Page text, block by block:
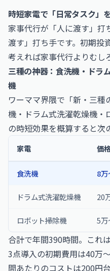
時短家電で「日常タスク」
家事代行が「人に渡す」打
渡す」打ち手です。初期投
考えれば家事代行よりむし
三種の神器：食洗機・ドラ
機
ワーママ界隈で「新・三
機・ドラム式洗濯乾燥機・
の時短効果を概算すると次
家電 価
食洗機 8
ドラム式洗濯乾燥機 20
ロボット掃除機 5万
合計で年間390時間。これ
3点導入の初期費用は40万
間あたりのコストは200円